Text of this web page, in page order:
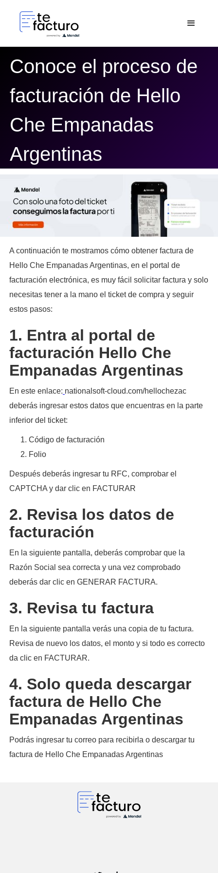
Conoce el proceso de
facturación de Hello
Che Empanadas
Argentinas
A continuación te mostramos cómo obtener factura de
Hello Che Empanadas Argentinas, en el portal de
facturación electrónica, es muy fácil solicitar factura y solo
necesitas tener a la mano el ticket de compra y seguir
estos pasos:​
1. Entra al portal de
facturación Hello Che
Empanadas Argentinas
En este enlace: nationalsoft-cloud.com/hellochezac
deberás ingresar estos datos que encuentras en la parte
inferior del ticket:
Código de facturación
Folio
Después deberás ingresar tu RFC, comprobar el
CAPTCHA y dar clic en FACTURAR
2. Revisa los datos de
facturación
En la siguiente pantalla, deberás comprobar que la
Razón Social sea correcta y una vez comprobado
deberás dar clic en GENERAR FACTURA.
3. Revisa tu factura
En la siguiente pantalla verás una copia de tu factura.
Revisa de nuevo los datos, el monto y si todo es correcto
da clic en FACTURAR.
4. Solo queda descargar
factura de Hello Che
Empanadas Argentinas
Podrás ingresar tu correo para recibirla o descargar tu
factura de Hello Che Empanadas Argentinas